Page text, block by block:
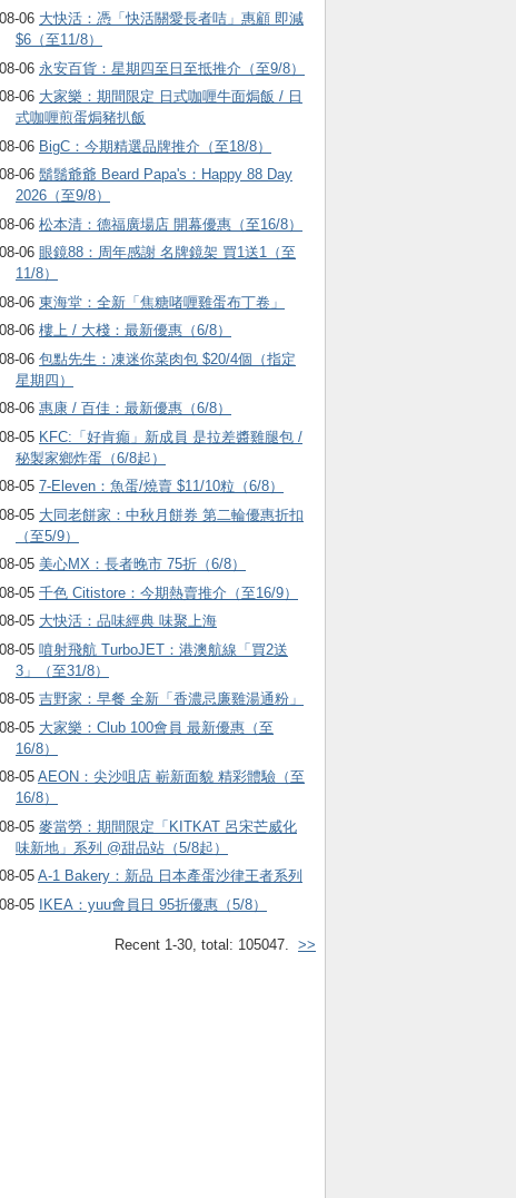
08-06 大快活：憑「快活關愛長者咭」惠顧 即減
$6（至11/8）
08-06 永安百貨：星期四至日至抵推介（至9/8）
08-06 大家樂：期間限定 日式咖喱牛面焗飯 / 日
式咖喱煎蛋焗豬扒飯
08-06 BigC：今期精選品牌推介（至18/8）
08-06 鬍鬚爺爺 Beard Papa's：Happy 88 Day
2026（至9/8）
08-06 松本清：德福廣場店 開幕優惠（至16/8）
08-06 眼鏡88：周年感謝 名牌鏡架 買1送1（至
11/8）
08-06 東海堂：全新「焦糖啫喱雞蛋布丁卷」
08-06 樓上 / 大棧：最新優惠（6/8）
08-06 包點先生：凍迷你菜肉包 $20/4個（指定
星期四）
08-06 惠康 / 百佳：最新優惠（6/8）
08-05 KFC:「好肯癲」新成員 是拉差醬雞腿包 /
秘製家鄉炸蛋（6/8起）
08-05 7-Eleven：魚蛋/燒賣 $11/10粒（6/8）
08-05 大同老餅家：中秋月餅券 第二輪優惠折扣
（至5/9）
08-05 美心MX：長者晚市 75折（6/8）
08-05 千色 Citistore：今期熱賣推介（至16/9）
08-05 大快活：品味經典 味聚上海
08-05 噴射飛航 TurboJET：港澳航線「買2送
3」（至31/8）
08-05 吉野家：早餐 全新「香濃忌廉雞湯通粉」
08-05 大家樂：Club 100會員 最新優惠（至
16/8）
08-05 AEON：尖沙咀店 嶄新面貌 精彩體驗（至
16/8）
08-05 麥當勞：期間限定「KITKAT 呂宋芒威化
味新地」系列 @甜品站（5/8起）
08-05 A-1 Bakery：新品 日本產蛋沙律王者系列
08-05
IKEA：yuu會員日 95折優惠（5/8）
Recent 1-30, total: 105047. >>